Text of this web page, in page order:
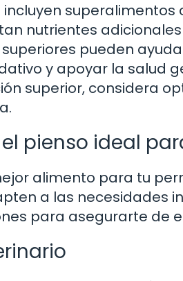
nutrientes
pueden
y apoyar la salud
superior, considera
pienso ideal
alimento para tu
a las necesidades
para asegurarte de